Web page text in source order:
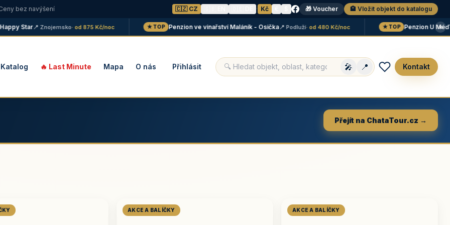
bez navýšení 🇨🇿 CZ · Kč 🎁 Voucher 🏨 Vložit objekt do katalogu
Star📍 Znojemsko· od 875 Kč/noc ★ TOP Penzion ve vinařství Maláník - Osička📍 Podluží· od 480 Kč/noc ★ TOP Penzion U Méďů📍
×
Katalog 🔥 Last Minute Mapa O nás Přihlásit 🎤 📍 Kontakt
Přejít na ChataTour.cz →
AKCE A BALÍČKY AKCE A BALÍČKY